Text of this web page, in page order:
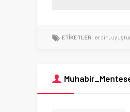
ETİKETLER: eroin,